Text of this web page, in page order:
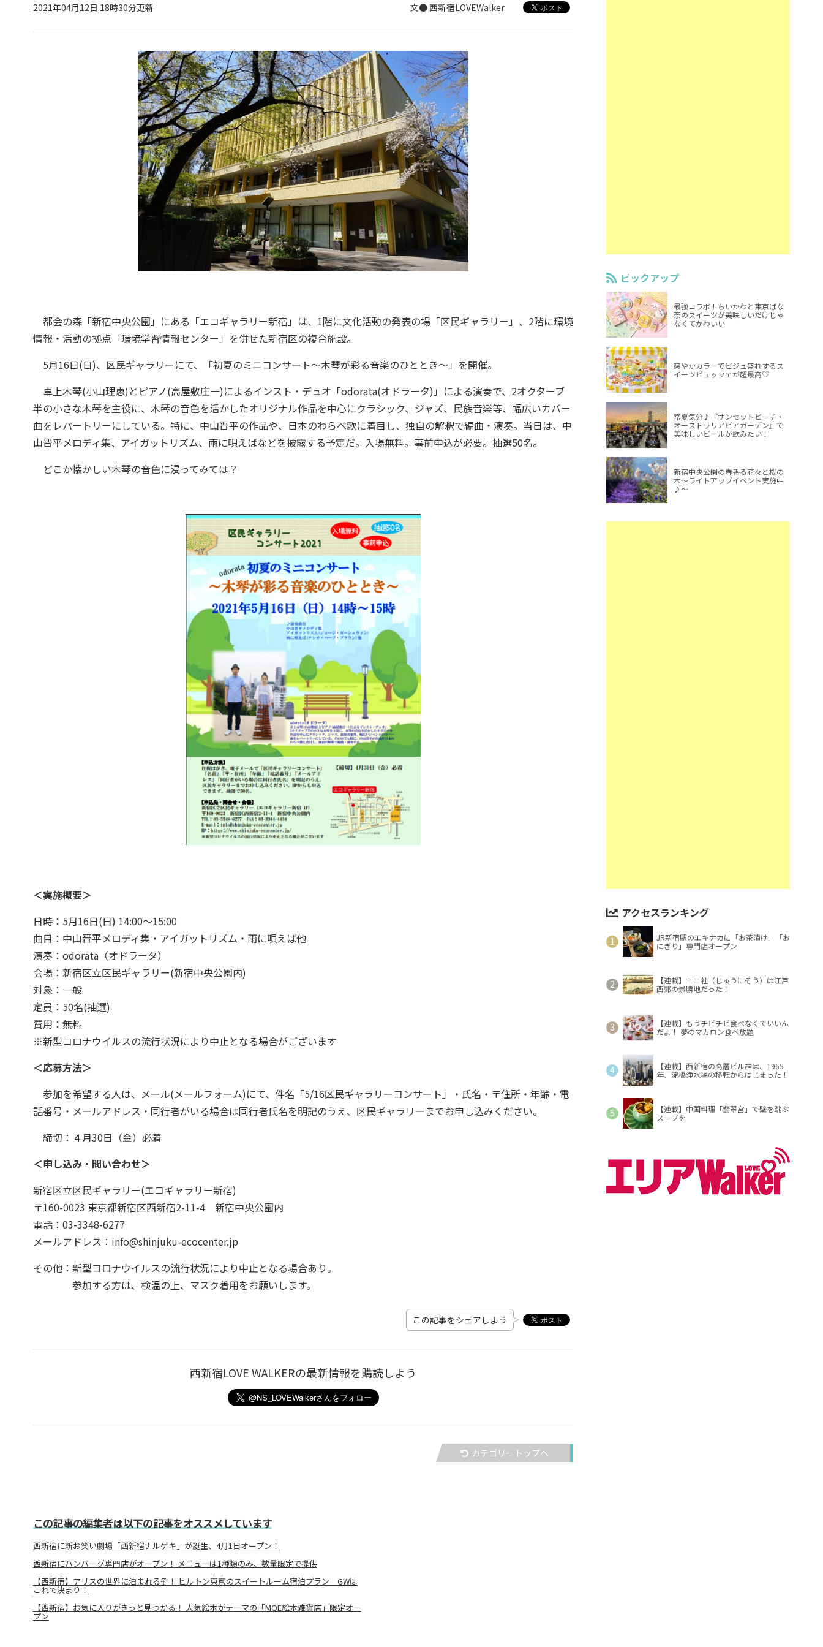
2021年04月12日 18時30分更新 文● 西新宿LOVEWalker
都会の森「新宿中央公園」にある「エコギャラリー新宿」は、1階に文化活動の発表の場「区民ギャラリー」、2階に環境
情報・活動の拠点「環境学習情報センター」を併せた新宿区の複合施設。
5月16日(日)、区民ギャラリーにて、「初夏のミニコンサート～木琴が彩る音楽のひととき～」を開催。
卓上木琴(小山理恵)とピアノ(高屋敷庄一)によるインスト・デュオ「odorata(オドラータ)」による演奏で、2オクターブ
半の小さな木琴を主役に、木琴の音色を活かしたオリジナル作品を中心にクラシック、ジャズ、民族音楽等、幅広いカバー
曲をレパートリーにしている。特に、中山晋平の作品や、日本のわらべ歌に着目し、独自の解釈で編曲・演奏。当日は、中
山晋平メロディ集、アイガットリズム、雨に唄えばなどを披露する予定だ。入場無料。事前申込が必要。抽選50名。
どこか懐かしい木琴の音色に浸ってみては？
＜実施概要＞
日時：5月16日(日) 14:00～15:00
曲目：中山晋平メロディ集・アイガットリズム・雨に唄えば他
演奏：odorata（オドラータ）
会場：新宿区立区民ギャラリー(新宿中央公園内)
対象：一般
定員：50名(抽選)
費用：無料
※新型コロナウイルスの流行状況により中止となる場合がございます
＜応募方法＞
参加を希望する人は、メール(メールフォーム)にて、件名「5/16区民ギャラリーコンサート」・氏名・〒住所・年齢・電
話番号・メールアドレス・同行者がいる場合は同行者氏名を明記のうえ、区民ギャラリーまでお申し込みください。
締切：４月30日（金）必着
＜申し込み・問い合わせ＞
新宿区立区民ギャラリー(エコギャラリー新宿)
〒160-0023 東京都新宿区西新宿2-11-4 新宿中央公園内
電話：03-3348-6277
メールアドレス：info@shinjuku-ecocenter.jp
その他：新型コロナウイルスの流行状況により中止となる場合あり。
参加する方は、検温の上、マスク着用をお願いします。
この記事をシェアしよう
西新宿LOVE WALKERの最新情報を購読しよう
カテゴリートップへ
この記事の編集者は以下の記事をオススメしています
西新宿に新お笑い劇場「西新宿ナルゲキ」が誕生、4月1日オープン！
西新宿にハンバーグ専門店がオープン！ メニューは1種類のみ、数量限定で提供
【西新宿】アリスの世界に泊まれるぞ！ ヒルトン東京のスイートルーム宿泊プラン GWは
これで決まり！
【西新宿】お気に入りがきっと見つかる！ 人気絵本がテーマの「MOE絵本雑貨店」限定オー
プン
ピックアップ
最強コラボ！ちいかわと東京ばな
奈のスイーツが美味しいだけじゃ
なくてかわいい
爽やかカラーでビジュ盛れするス
イーツビュッフェが超最高♡
常夏気分♪『サンセットビーチ・
オーストラリアビアガーデン』で
美味しいビールが飲みたい！
新宿中央公園の春香る花々と桜の
木～ライトアップイベント実施中
♪～
アクセスランキング
JR新宿駅のエキナカに「お茶漬け」「お
にぎり」専門店オープン
【連載】十二社（じゅうにそう）は江戸
西郊の景勝地だった！
【連載】もうチビチビ食べなくていいん
だよ！ 夢のマカロン食べ放題
【連載】西新宿の高層ビル群は、1965
年、淀橋浄水場の移転からはじまった！
【連載】中国料理「翡翠宮」で壁を跳ぶ
スープを